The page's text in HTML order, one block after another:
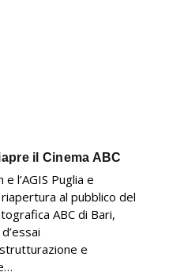
il Cinema ABC
e l’AGIS Puglia e
al pubblico del
ABC di Bari,
e